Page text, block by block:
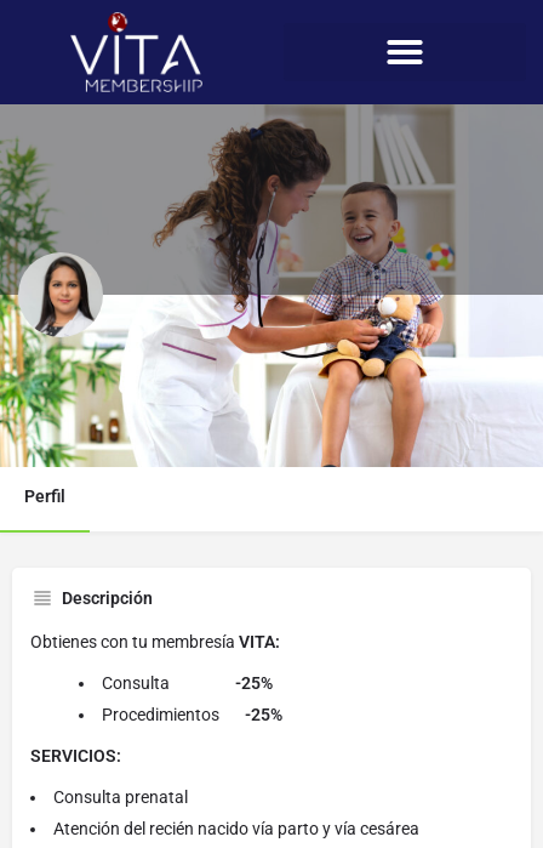
Telsys Bonilla
Teléfono
6210-1696
Perfil
Descripción
Obtienes con tu membresía VITA:
Consulta -25%
Procedimientos
-25%
SERVICIOS:
Consulta prenatal
Atención del recién nacido vía parto y vía cesárea